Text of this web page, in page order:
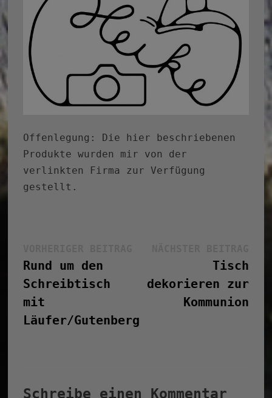
Offenlegung: Die hier beschriebenen
Produkte wurden mir von der
verlinkten Firma zur Verfügung
gestellt.
Rund um den
Schreibtisch
mit
Läufer/Gutenberg
Tisch
dekorieren zur
Kommunion
Schreibe einen Kommentar